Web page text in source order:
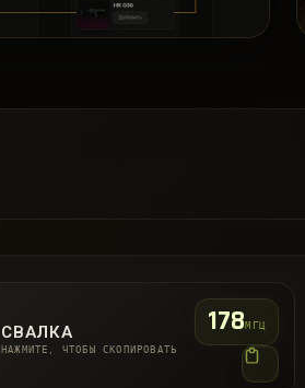
СВАЛКА
НАЖМИТЕ, ЧТОБЫ СКОПИРОВАТЬ
178МГЦ